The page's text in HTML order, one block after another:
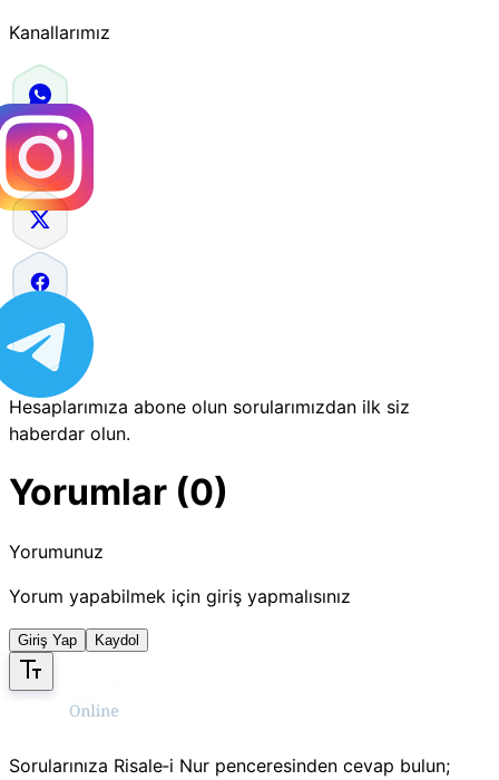
Kanallarımız
Hesaplarımıza abone olun sorularımızdan ilk siz
haberdar olun.
Yorumlar (0)
Yorumunuz
Yorum yapabilmek için giriş yapmalısınız
Giriş Yap Kaydol
Sorularınıza Risale‑i Nur penceresinden cevap bulun;